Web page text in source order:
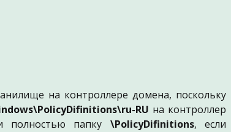
на контроллере домена, поскольку
RU на контроллер
полностью папку \PolicyDifinitions, если